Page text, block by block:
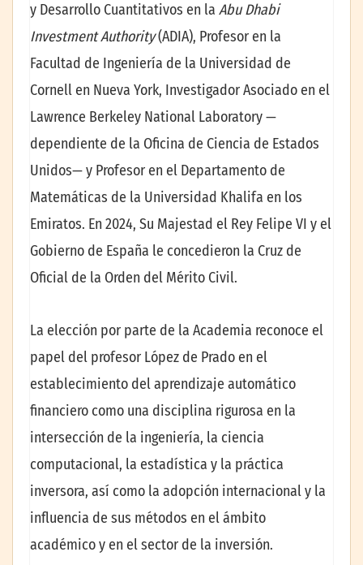
y Desarrollo Cuantitativos en la Abu Dhabi
Investment Authority(ADIA), Profesor en la
Facultad de Ingeniería de la Universidad de
Cornell en Nueva York, Investigador Asociado en el
Lawrence Berkeley National Laboratory —
dependiente de la Oficina de Ciencia de Estados
Unidos— y Profesor en el Departamento de
Matemáticas de la Universidad Khalifa en los
Emiratos. En 2024, Su Majestad el Rey Felipe VI y el
Gobierno de España le concedieron la Cruz de
Oficial de la Orden del Mérito Civil.
La elección por parte de la Academia reconoce el
papel del profesor López de Prado en el
establecimiento del aprendizaje automático
financiero como una disciplina rigurosa en la
intersección de la ingeniería, la ciencia
computacional, la estadística y la práctica
inversora, así como la adopción internacional y la
influencia de sus métodos en el ámbito
académico y en el sector de la inversión.